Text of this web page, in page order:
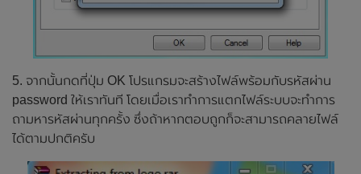
5. จากนั้นกดที่ปุ่ม OK โปรแกรมจะสร้างไฟล์พร้อมกับรหัสผ่าน
password ให้เราทันที โดยเมื่อเราทำการแตกไฟล์ระบบจะทำการ
ถามหารหัสผ่านทุกครั้ง ซึ่งถ้าหากตอบถูกก็จะสามารถคลายไฟล์
ได้ตามปกติครับ